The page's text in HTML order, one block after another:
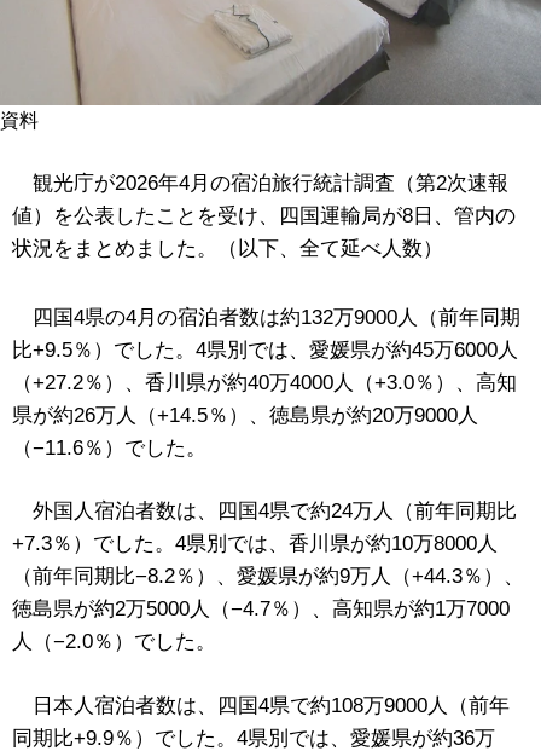
資料
観光庁が2026年4月の宿泊旅行統計調査（第2次速報
値）を公表したことを受け、四国運輸局が8日、管内の
状況をまとめました。（以下、全て延べ人数）
四国4県の4月の宿泊者数は約132万9000人（前年同期
比+9.5％）でした。4県別では、愛媛県が約45万6000人
（+27.2％）、香川県が約40万4000人（+3.0％）、高知
県が約26万人（+14.5％）、徳島県が約20万9000人
（−11.6％）でした。
外国人宿泊者数は、四国4県で約24万人（前年同期比
+7.3％）でした。4県別では、香川県が約10万8000人
（前年同期比−8.2％）、愛媛県が約9万人（+44.3％）、
徳島県が約2万5000人（−4.7％）、高知県が約1万7000
人（−2.0％）でした。
日本人宿泊者数は、四国4県で約108万9000人（前年
同期比+9.9％）でした。4県別では、愛媛県が約36万